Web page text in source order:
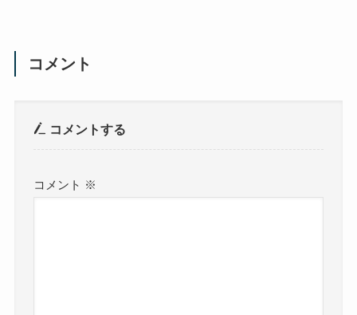
コメント
コメントする
コメント ※